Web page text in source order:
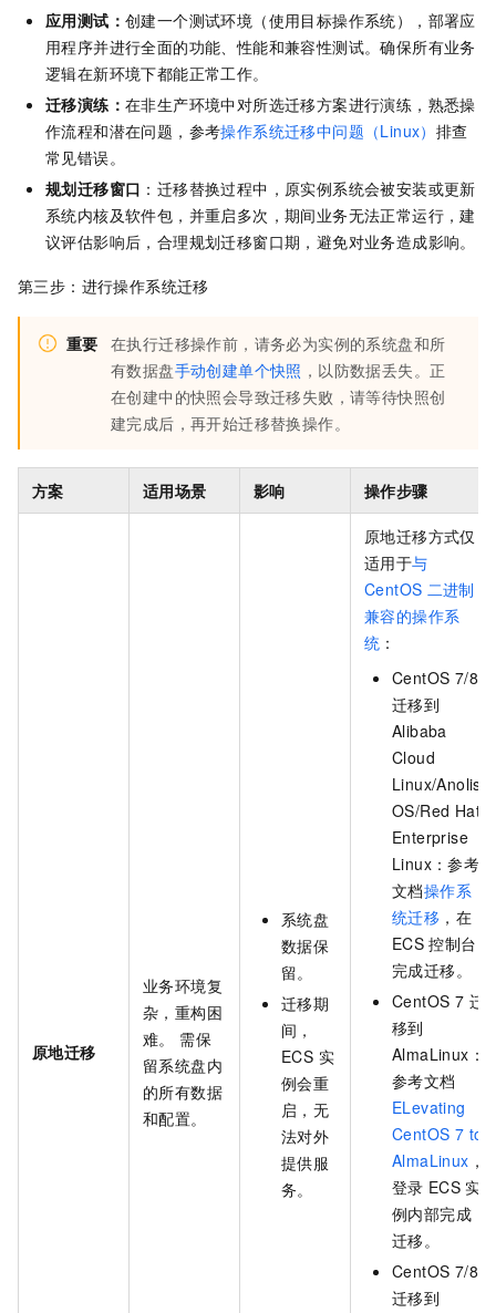
应用测试： 创建一个测试环境（使用目标操作系统），部署应
用程序并进行全面的功能、性能和兼容性测试。确保所有业务
逻辑在新环境下都能正常工作。
迁移演练： 在非生产环境中对所选迁移方案进行演练，熟悉操
作流程和潜在问题，参考操作系统迁移中问题（Linux） 排查
常见错误。
规划迁移窗口 ：迁移替换过程中，原实例系统会被安装或更新
系统内核及软件包，并重启多次，期间业务无法正常运行，建
议评估影响后，合理规划迁移窗口期，避免对业务造成影响。
第三步：进行操作系统迁移
重要 在执行迁移操作前，请务必为实例的系统盘和所
有数据盘手动创建单个快照 ，以防数据丢失。正
在创建中的快照会导致迁移失败，请等待快照创
建完成后，再开始迁移替换操作。
方案 适用场景 影响 操作步骤
原地迁移
业务环境复
杂，重构困
难。 需保
留系统盘内
的所有数据
和配置。
系统盘
数据保
留。
迁移期
间，
ECS 实
例会重
启，无
法对外
提供服
务。
原地迁移方式仅
适用于与
CentOS 二进制
兼容的操作系
统 ：
CentOS 7/8
迁移到
Alibaba
Cloud
Linux/Anolis
OS/Red Hat
Enterprise
Linux：参考
文档操作系
统迁移 ，在
ECS 控制台
完成迁移。
CentOS 7 迁
移到
AlmaLinux：
参考文档
ELevating
CentOS 7 to
AlmaLinux ，
登录 ECS 实
例内部完成
迁移。
CentOS 7/8
迁移到